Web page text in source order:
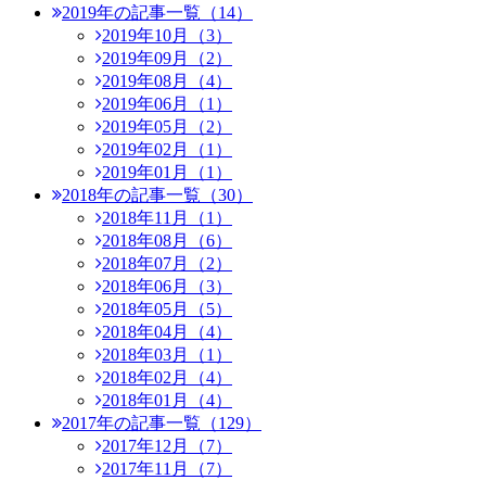
2019年の記事一覧（14）
2019年10月（3）
2019年09月（2）
2019年08月（4）
2019年06月（1）
2019年05月（2）
2019年02月（1）
2019年01月（1）
2018年の記事一覧（30）
2018年11月（1）
2018年08月（6）
2018年07月（2）
2018年06月（3）
2018年05月（5）
2018年04月（4）
2018年03月（1）
2018年02月（4）
2018年01月（4）
2017年の記事一覧（129）
2017年12月（7）
2017年11月（7）